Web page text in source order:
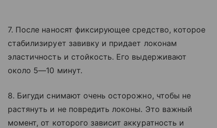
7. После наносят фиксирующее средство, которое
стабилизирует завивку и придает локонам
эластичность и стойкость. Его выдерживают
около 5—10 минут.
8. Бигуди снимают очень осторожно, чтобы не
растянуть и не повредить локоны. Это важный
момент, от которого зависит аккуратность и